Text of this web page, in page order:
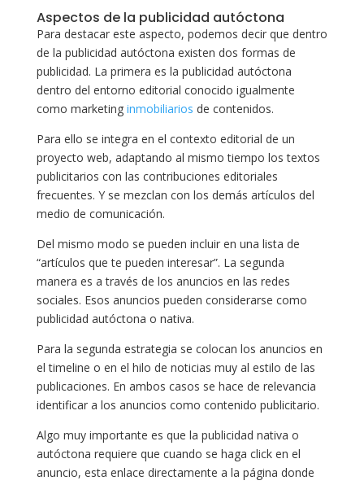
Aspectos de la publicidad autóctona
Para destacar este aspecto, podemos decir que dentro
de la publicidad autóctona existen dos formas de
publicidad. La primera es la publicidad autóctona
dentro del entorno editorial conocido igualmente
como marketing inmobiliarios de contenidos.
Para ello se integra en el contexto editorial de un
proyecto web, adaptando al mismo tiempo los textos
publicitarios con las contribuciones editoriales
frecuentes. Y se mezclan con los demás artículos del
medio de comunicación.
Del mismo modo se pueden incluir en una lista de
“artículos que te pueden interesar”. La segunda
manera es a través de los anuncios en las redes
sociales. Esos anuncios pueden considerarse como
publicidad autóctona o nativa.
Para la segunda estrategia se colocan los anuncios en
el timeline o en el hilo de noticias muy al estilo de las
publicaciones. En ambos casos se hace de relevancia
identificar a los anuncios como contenido publicitario.
Algo muy importante es que la publicidad nativa o
autóctona requiere que cuando se haga click en el
anuncio, esta enlace directamente a la página donde